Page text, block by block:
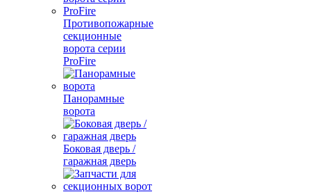
Противопожарные
секционные
ворота серии
ProFire
Панорамные
ворота
Боковая дверь /
гаражная дверь